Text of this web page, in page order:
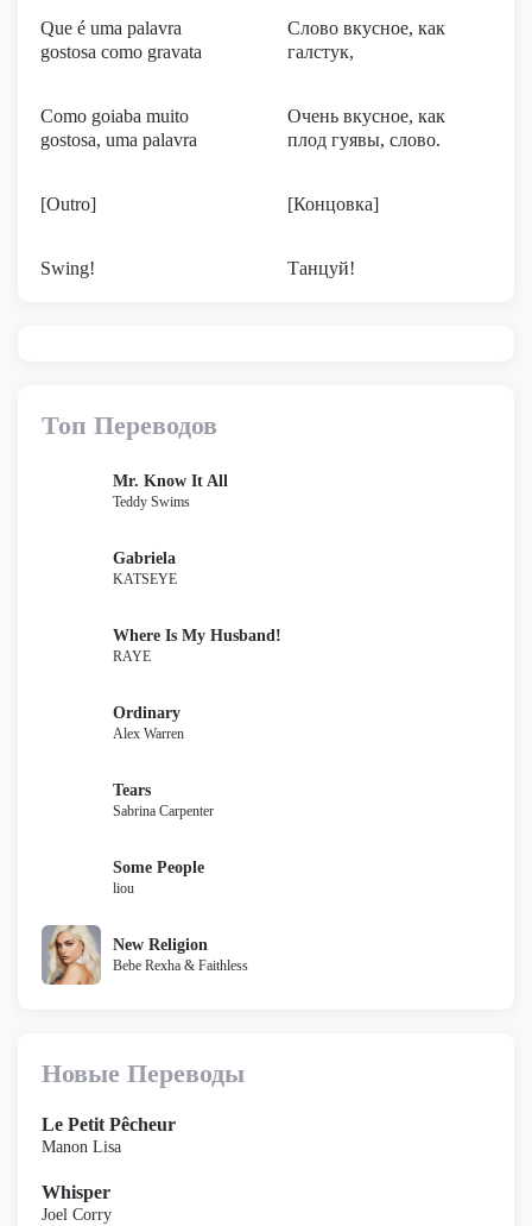
Que é uma palavra
gostosa como gravata
Слово вкусное, как
галстук,
Como goiaba muito
gostosa, uma palavra
Очень вкусное, как
плод гуявы, слово.
[Outro] [Концовка]
Swing! Танцуй!
Топ Переводов
Mr. Know It All
Teddy Swims
Gabriela
KATSEYE
Where Is My Husband!
RAYE
Ordinary
Alex Warren
Tears
Sabrina Carpenter
Some People
liou
New Religion
Bebe Rexha & Faithless
Новые Переводы
Le Petit Pêcheur
Manon Lisa
Whisper
Joel Corry